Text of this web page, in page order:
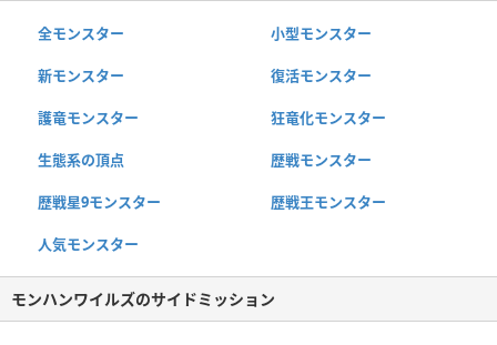
全モンスター 小型モンスター
新モンスター 復活モンスター
護竜モンスター 狂竜化モンスター
生態系の頂点 歴戦モンスター
歴戦星9モンスター 歴戦王モンスター
人気モンスター
モンハンワイルズのサイドミッション